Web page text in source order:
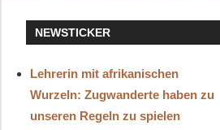
NEWSTICKER
Lehrerin mit afrikanischen
Wurzeln: Zugwanderte haben zu
unseren Regeln zu spielen